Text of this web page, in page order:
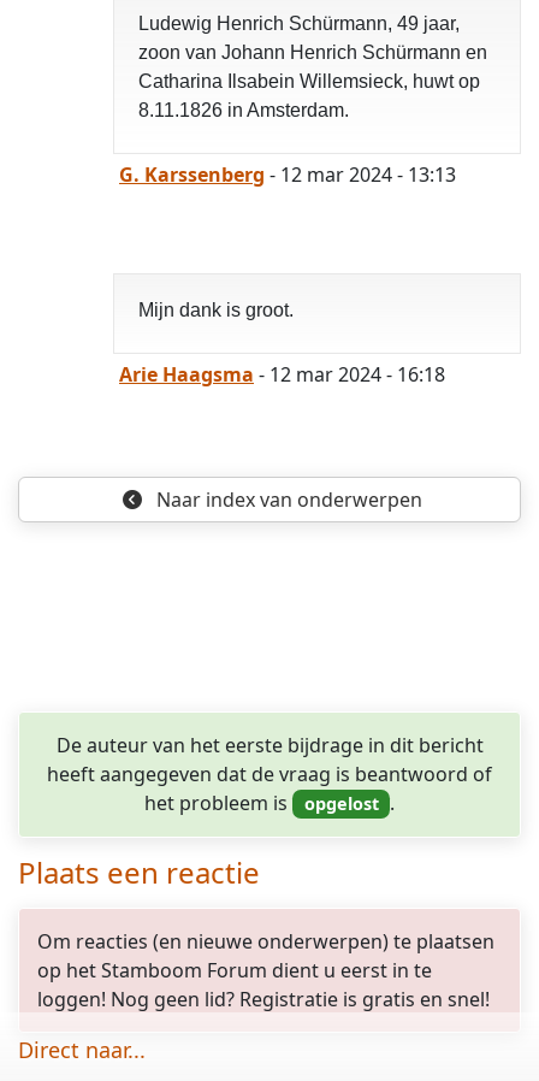
Ludewig Henrich Schürmann, 49 jaar,
zoon van Johann Henrich Schürmann en
Catharina Ilsabein Willemsieck, huwt op
8.11.1826 in Amsterdam.
G. Karssenberg - 12 mar 2024 - 13:13
Mijn dank is groot.
Arie Haagsma - 12 mar 2024 - 16:18
Naar indexvan onderwerpen
De auteur van het eerste bijdrage in dit bericht
heeft aangegeven dat de vraag is beantwoord of
het probleem is
.
Plaats een reactie
Om reacties (en nieuwe onderwerpen) te plaatsen
op het Stamboom Forum dient u eerst in te
loggen! Nog geen lid? Registratie is gratis en snel!
Direct naar...